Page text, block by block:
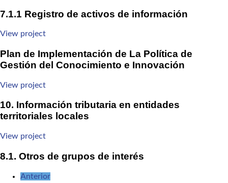
7.1.1 Registro de activos de información
View project
Plan de Implementación de La Política de
Gestión del Conocimiento e Innovación
View project
10. Información tributaria en entidades
territoriales locales
View project
8.1. Otros de grupos de interés
Anterior